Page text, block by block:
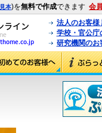
見本)を無料で作成できます 会
法人のお客様
学校・官公庁
研究機関のお